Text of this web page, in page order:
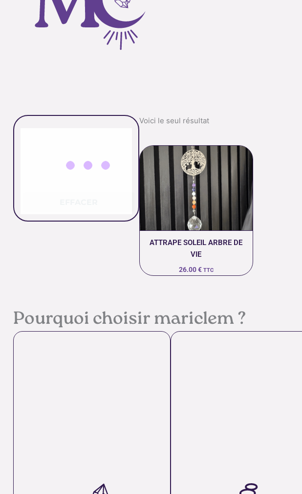
Voici le seul résultat
ATTRAPE SOLEIL ARBRE DE
VIE
26.00€ TTC
Pourquoi choisir mariclem ?
AUTHENTIQUES ET DE QUALITÉ :
PLUS DE 21 ANS EN LITHOTHÉRAPIE :